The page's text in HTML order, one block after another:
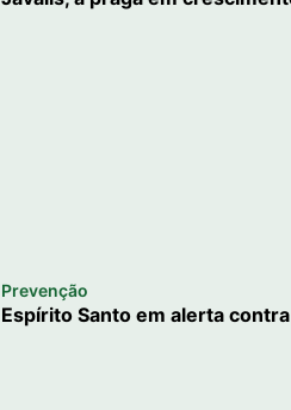
Prevenção
Espírito Santo em alerta